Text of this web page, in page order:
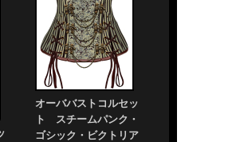
オーババストコルセッ
ト スチームパンク・
ゴシック・ビクトリア